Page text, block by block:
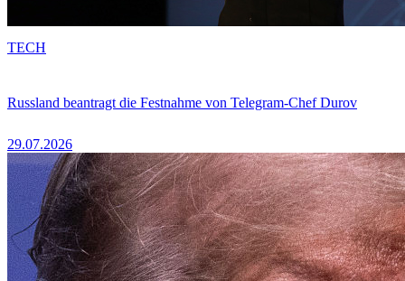
Russland beantragt die Festnahme von Telegram-Chef Durov
29.07.2026
TECH